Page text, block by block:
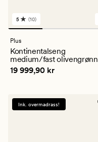
10
anmeldelser
med
gjennomsnittlig
vurdering
på
5 (10)
Plus
Kontinentalseng
medium/fast olivengrønn
Pris 19 999,90 kr
19 999,90 kr
Ink. overmadrass!